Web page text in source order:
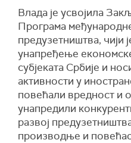
Влада је усвојила
Програма
предузетништва, чији
унапређење
субјеката Србије и
активности у
повећали вредност и
унапредили
развој
производње и